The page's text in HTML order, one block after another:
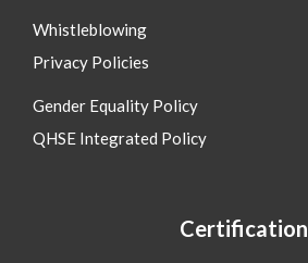
Whistleblowing
Privacy Policies
Gender Equality Policy
QHSE Integrated Policy
Certification